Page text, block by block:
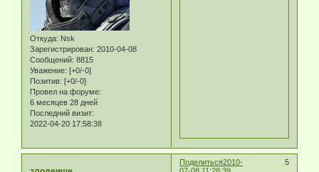
Откуда: Nsk
Зарегистрирован: 2010-04-08
Сообщений: 8815
Уважение: [+0/-0]
Позитив: [+0/-0]
Провел на форуме:
6 месяцев 28 дней
Последний визит:
2022-04-20 17:58:38
Поделиться 5
2010-